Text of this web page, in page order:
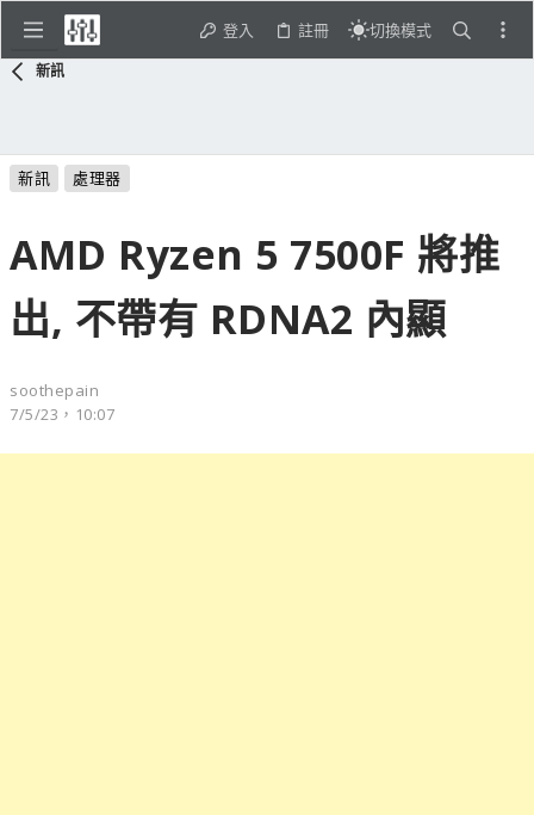
登入 註冊 切換模式
新訊
新訊 處理器
AMD Ryzen 5 7500F 將推
出, 不帶有 RDNA2 內顯
soothepain
7/5/23，10:07